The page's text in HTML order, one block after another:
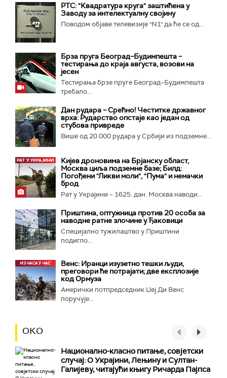
РТС: "Квадратура круга" заштићена у
Заводу за интелектуалну својину
Поводом објаве телевизије "N1" да ће се од...
Брза пруга Београд–Будимпешта –
тестирања до краја августа, возови на
јесен
Тестирања брзе пруге Београд–Будимпешта
требало...
Дан рудара – Срећно! Честитке државног
врха: Рударство опстаје као један од
стубова привреде
Више од 20.000 рудара у Србији из подземне...
Кијев дроновима на Брјанску област,
Москва циља подземне базе; Билд:
Погођени "Ликви моли", "Пума" и немачки
брод
Рат у Украјини – 1625. дан. Москва наводи...
Приштина, оптужница против 20 особа за
наводне ратне злочине у Ђаковици
Специјално тужилаштво у Приштини
подигло...
Венс: Иранци изузетно тешки људи,
преговори ће потрајати; две експлозије
код Ормуза
Амерички потпредседник Џеј Ди Венс
поручује...
ОКО
Национално-класнo питање, совјетски
случај: О Украјини, Лењину и Султан-
Галијеву, читајући књигу Ричарда Пајпса